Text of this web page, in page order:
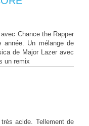
Chance the Rapper
Un mélange de
de Major Lazer avec
un remix
acide. Tellement de